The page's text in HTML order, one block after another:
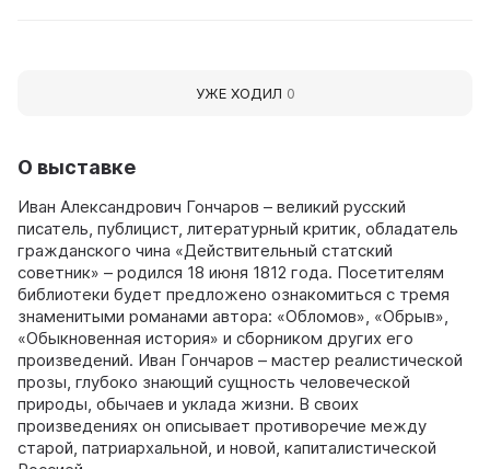
О выставке
Иван Александрович Гончаров – великий русский
писатель, публицист, литературный критик, обладатель
гражданского чина «Действительный статский
советник» – родился 18 июня 1812 года. Посетителям
библиотеки будет предложено ознакомиться с тремя
знаменитыми романами автора: «Обломов», «Обрыв»,
«Обыкновенная история» и сборником других его
произведений. Иван Гончаров – мастер реалистической
прозы, глубоко знающий сущность человеческой
природы, обычаев и уклада жизни. В своих
произведениях он описывает противоречие между
старой, патриархальной, и новой, капиталистической
УЖЕ ХОДИЛ 0